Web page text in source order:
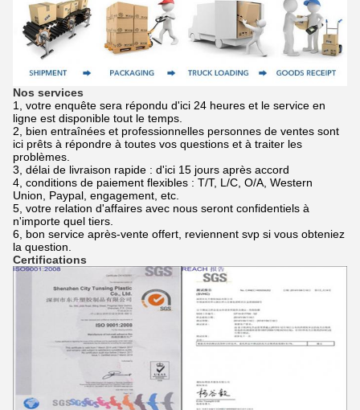
Nos services
1, votre enquête sera répondu d'ici 24 heures et le service en
ligne est disponible tout le temps.
2, bien entraînées et professionnelles personnes de ventes sont
ici prêts à répondre à toutes vos questions et à traiter les
problèmes.
3, délai de livraison rapide : d'ici 15 jours après accord
4, conditions de paiement flexibles : T/T, L/C, O/A, Western
Union, Paypal, engagement, etc.
5, votre relation d'affaires avec nous seront confidentiels à
n'importe quel tiers.
6, bon service après-vente offert, reviennent svp si vous obteniez
la question.
Certifications